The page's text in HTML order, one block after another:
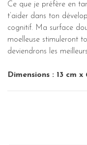
Ce que je préfère en
t’aider dans ton
cognitif. Ma surface
moelleuse stimuleront
deviendrons les
Dimensions : 13 cm x